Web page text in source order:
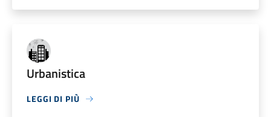
Urbanistica
LEGGI DI PIÙ